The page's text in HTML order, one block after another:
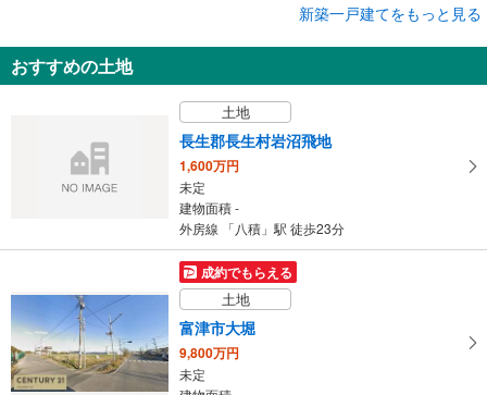
建物面積 99.56m 2
西武池袋線 「狭山ケ丘」駅 徒歩16分
新築一戸建てをもっと見る
おすすめの土地
土地
長生郡長生村岩沼飛地
1,600万円
未定
建物面積 -
外房線 「八積」駅 徒歩23分
成約でもらえる
土地
富津市大堀
9,800万円
未定